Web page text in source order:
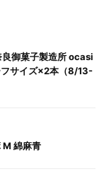
良御菓子製造所 ocasi
フサイズ×2本（8/13-
M 綿麻青